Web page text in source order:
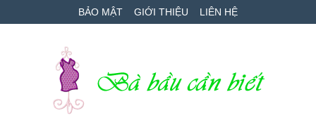
to
to
qua
BẢO MẬT GIỚI THIỆU LIÊN HỆ